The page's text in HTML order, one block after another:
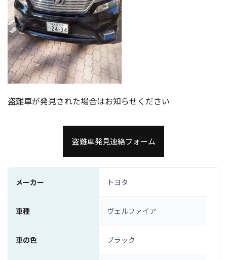
盗難車が発見された場合はお知らせください
盗難車発見連絡フォーム
メーカー トヨタ
車種 ヴェルファイア
車の色 ブラック